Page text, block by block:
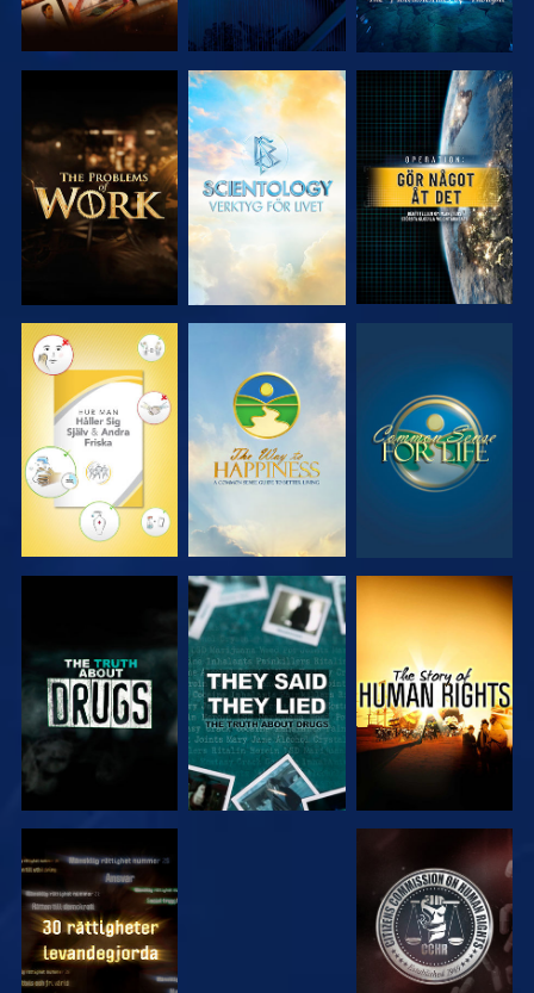
UTFORSKA
SERIEN
UTFORSKA
SERIEN
TITTA
TITTA TITTA TITTA
TITTA TITTA
TITTA TITTA